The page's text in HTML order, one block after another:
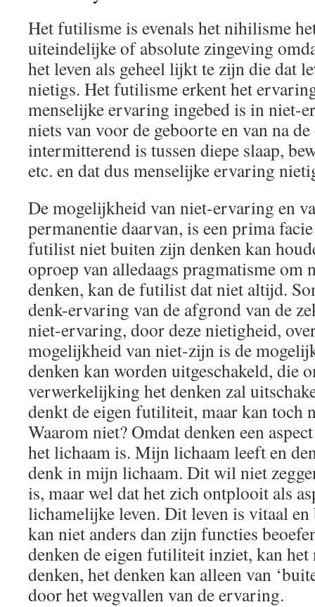
Het futilisme is evenals het nihilisme
uiteindelijke of absolute zingeving
het leven als geheel lijkt te zijn die dat
nietigs. Het futilisme erkent het
menselijke ervaring ingebed is in niet-
niets van voor de geboorte en van na
intermitterend is tussen diepe slaap,
etc. en dat dus menselijke ervaring
De mogelijkheid van niet-ervaring en
permanentie daarvan, is een prima
futilist niet buiten zijn denken kan
oproep van alledaags pragmatisme om
denken, kan de futilist dat niet altijd.
denk-ervaring van de afgrond van de
niet-ervaring, door deze nietigheid,
mogelijkheid van niet-zijn is de
denken kan worden uitgeschakeld, die
verwerkelijking het denken zal
denkt de eigen futiliteit, maar kan toch
Waarom niet? Omdat denken een
het lichaam is. Mijn lichaam leeft en
denk in mijn lichaam. Dit wil niet
is, maar wel dat het zich ontplooit als
lichamelijke leven. Dit leven is vitaal
kan niet anders dan zijn functies
denken de eigen futiliteit inziet, kan
denken, het denken kan alleen van
door het wegvallen van de ervaring.